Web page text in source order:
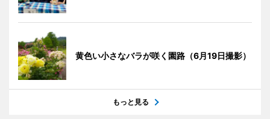
黄色い小さなバラが咲く園路（6月19日撮影）
もっと見る